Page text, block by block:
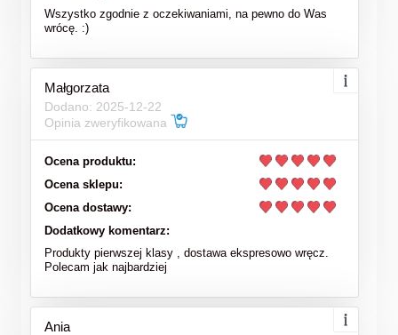
Wszystko zgodnie z oczekiwaniami, na pewno do Was
wrócę. :)
Małgorzata
Dodano: 2025-12-22
Opinia zweryfikowana
Ocena produktu:
Ocena sklepu:
Ocena dostawy:
Dodatkowy komentarz:
Produkty pierwszej klasy , dostawa ekspresowo wręcz.
Polecam jak najbardziej
Ania